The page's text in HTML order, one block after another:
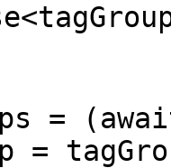
=
=